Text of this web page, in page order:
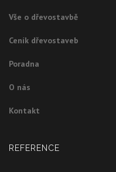
Vše o dřevostavbě
Ceník dřevostaveb
Poradna
O nás
Kontakt
REFERENCE